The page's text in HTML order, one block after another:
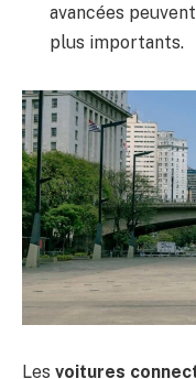
avancées
plus importants.
Les voitures